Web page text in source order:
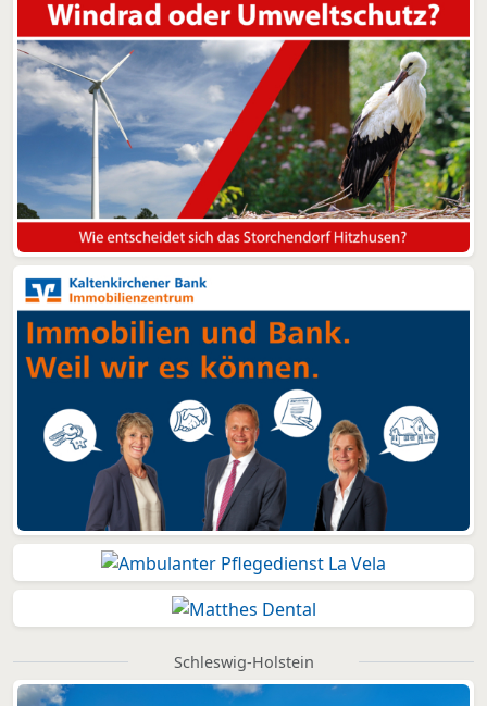
Schleswig-Holstein